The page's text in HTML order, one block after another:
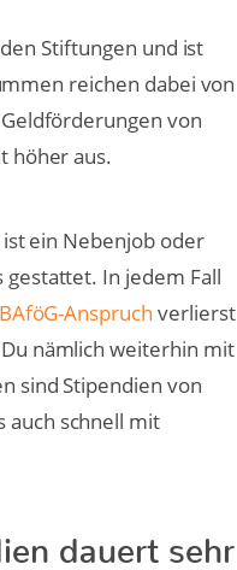
Stiftungen und ist
reichen dabei von
von
höher aus.
ein Nebenjob oder
In jedem Fall
BAföG-Anspruch verlierst
nämlich weiterhin mit
sind Stipendien von
auch schnell mit
dauert sehr